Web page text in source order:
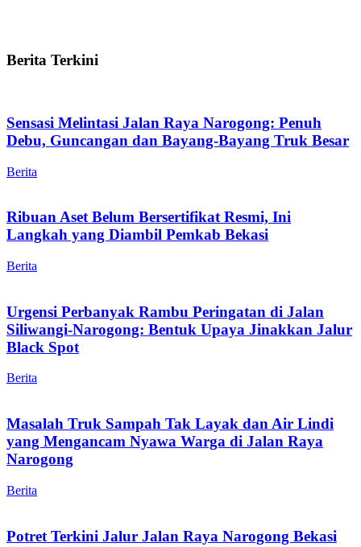
Berita Terkini
Sensasi Melintasi Jalan Raya Narogong: Penuh
Debu, Guncangan dan Bayang-Bayang Truk Besar
Berita
Ribuan Aset Belum Bersertifikat Resmi, Ini
Langkah yang Diambil Pemkab Bekasi
Berita
Urgensi Perbanyak Rambu Peringatan di Jalan
Siliwangi-Narogong: Bentuk Upaya Jinakkan Jalur
Black Spot
Berita
Masalah Truk Sampah Tak Layak dan Air Lindi
yang Mengancam Nyawa Warga di Jalan Raya
Narogong
Berita
Potret Terkini Jalur Jalan Raya Narogong Bekasi